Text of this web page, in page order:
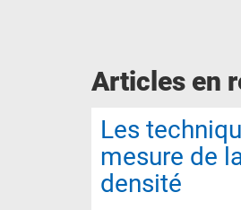
Articles en
Les
mesure de
densité